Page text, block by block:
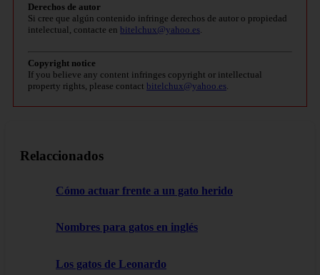
Derechos de autor
Si cree que algún contenido infringe derechos de autor o propiedad
intelectual, contacte en bitelchux@yahoo.es
Copyright notice
If you believe any content infringes copyright or intellectual
property rights, please contact bitelchux@yahoo.es
Relaccionados
Cómo actuar frente a un gato herido
Nombres para gatos en inglés
Los gatos de Leonardo